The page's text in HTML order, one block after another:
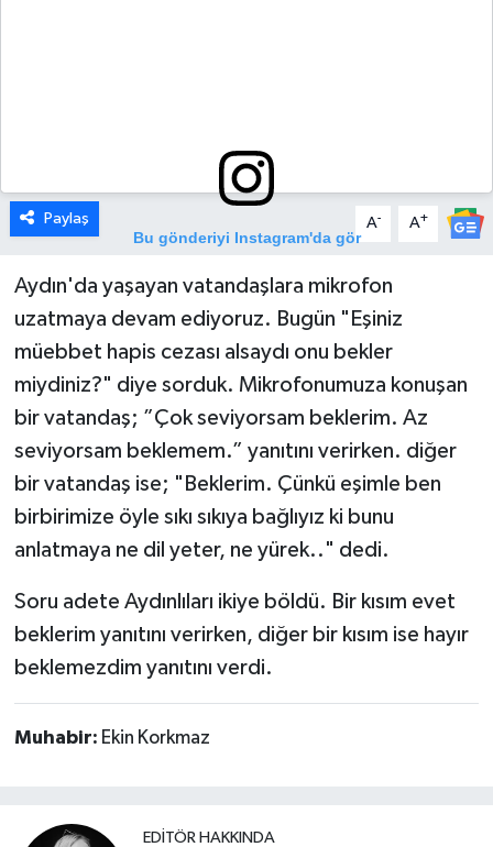
Bu gönderiyi Instagram'da gör
Paylaş A- A+
Aydın'da yaşayan vatandaşlara mikrofon
uzatmaya devam ediyoruz. Bugün "Eşiniz
müebbet hapis cezası alsaydı onu bekler
miydiniz?" diye sorduk. Mikrofonumuza konuşan
bir vatandaş; ”Çok seviyorsam beklerim. Az
seviyorsam beklemem.” yanıtını verirken. diğer
bir vatandaş ise; "Beklerim. Çünkü eşimle ben
birbirimize öyle sıkı sıkıya bağlıyız ki bunu
anlatmaya ne dil yeter, ne yürek.." dedi.
Soru adete Aydınlıları ikiye böldü. Bir kısım evet
beklerim yanıtını verirken, diğer bir kısım ise hayır
beklemezdim yanıtını verdi.
Muhabir: Ekin Korkmaz
EDITÖR HAKKINDA
EKOLOJİ VE ÇEVRE
GENEL
GÜNDEM
HABERDE İNSAN
KÜLTÜR SANAT
MAGAZİN
ÖZEL HABER
SAĞLIK
SPOR